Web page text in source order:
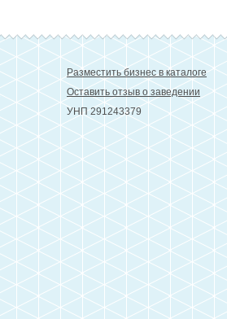
Разместить бизнес в каталоге
Оставить отзыв о заведении
УНП 291243379